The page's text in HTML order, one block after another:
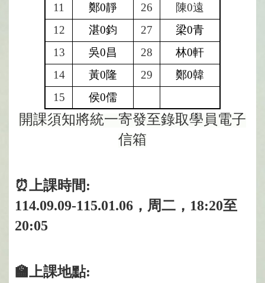
11
鄭0靜 26
陳0遠
12
湛0鈞 27
梁0青
13
吳0昌 28
林0軒
14
黃0隆 29
鄭0韓
15
侯0儒
開課須知將統一寄發至錄取學員電子
信箱
⏰上課時間:
114.09.09-115.01.06，周二，18:20至
20:05
🏫上課地點: